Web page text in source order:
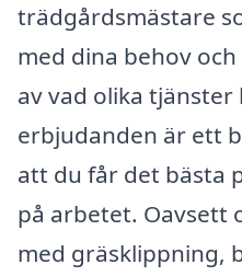
trädgårdsmästare
med dina behov
av vad olika
erbjudanden är ett
att du får det bästa
på arbetet. Oavsett
med gräsklippning,